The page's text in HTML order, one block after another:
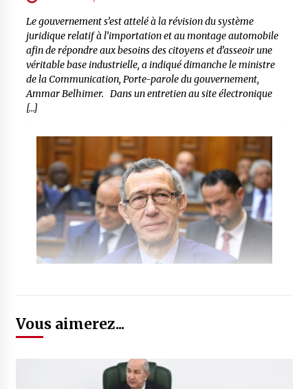
Le gouvernement s’est attelé à la révision du système
juridique relatif à l’importation et au montage automobile
afin de répondre aux besoins des citoyens et d’asseoir une
véritable base industrielle, a indiqué dimanche le ministre
de la Communication, Porte-parole du gouvernement,
Ammar Belhimer. Dans un entretien au site électronique
[…]
Vous aimerez...